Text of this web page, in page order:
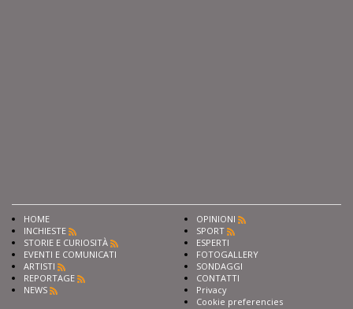
HOME
INCHIESTE
STORIE E CURIOSITÀ
EVENTI E COMUNICATI
ARTISTI
REPORTAGE
NEWS
OPINIONI
SPORT
ESPERTI
FOTOGALLERY
SONDAGGI
CONTATTI
Privacy
Cookie preferencies